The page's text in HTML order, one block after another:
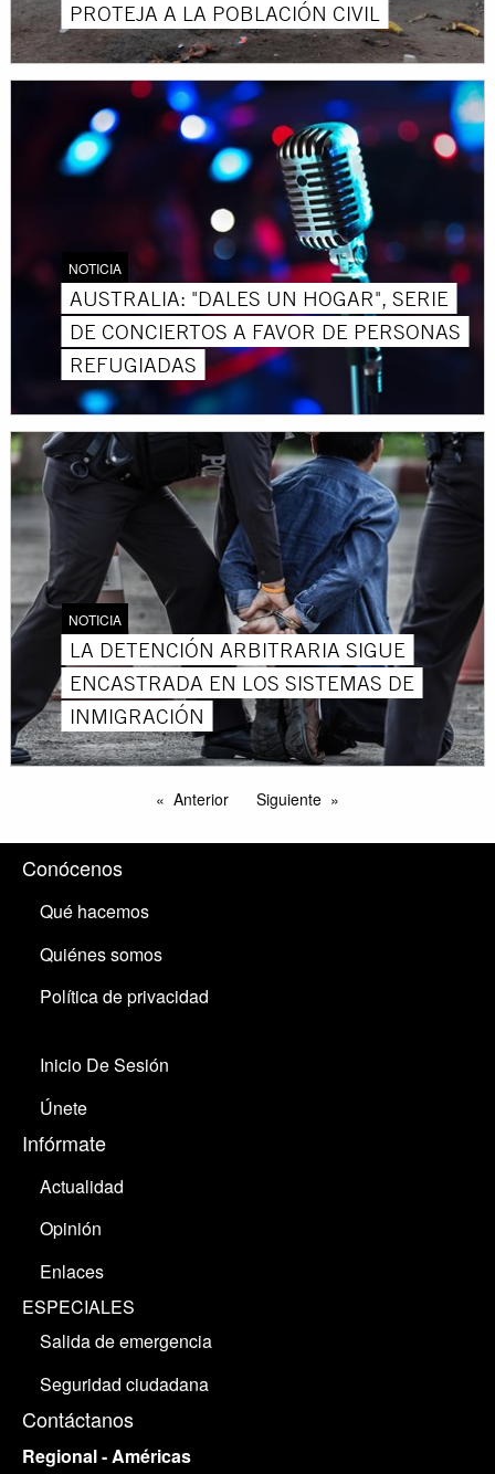
PROTEJA A LA POBLACIÓN CIVIL
NOTICIA
AUSTRALIA: "DALES UN HOGAR", SERIE
DE CONCIERTOS A FAVOR DE PERSONAS
REFUGIADAS
NOTICIA
LA DETENCIÓN ARBITRARIA SIGUE
ENCASTRADA EN LOS SISTEMAS DE
INMIGRACIÓN
Anterior Siguiente
Conócenos
Qué hacemos
Quiénes somos
Política de privacidad
Inicio De Sesión
Únete
Infórmate
Actualidad
Opinión
Enlaces
ESPECIALES
Salida de emergencia
Seguridad ciudadana
Contáctanos
Regional - Américas